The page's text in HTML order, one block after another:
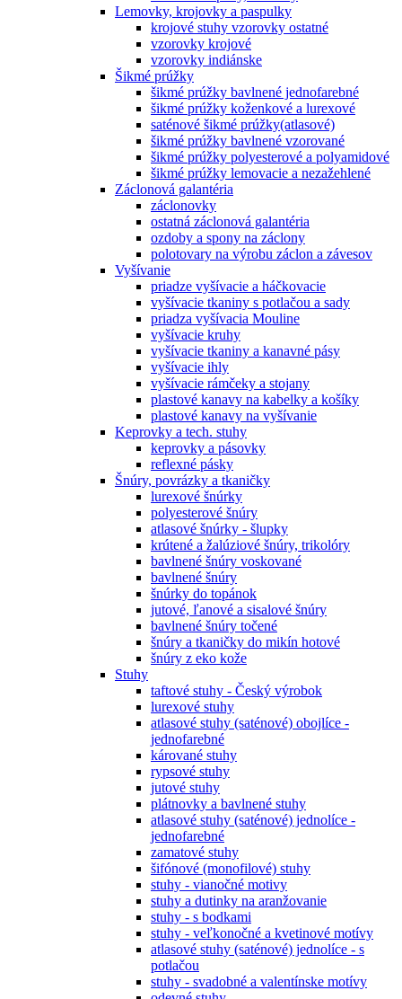
Lemovky, krojovky a paspulky
krojové stuhy vzorovky ostatné
vzorovky krojové
vzorovky indiánske
Šikmé prúžky
šikmé prúžky bavlnené jednofarebné
šikmé prúžky koženkové a lurexové
saténové šikmé prúžky(atlasové)
šikmé prúžky bavlnené vzorované
šikmé prúžky polyesterové a polyamidové
šikmé prúžky lemovacie a nezažehlené
Záclonová galantéria
záclonovky
ostatná záclonová galantéria
ozdoby a spony na záclony
polotovary na výrobu záclon a závesov
Vyšívanie
priadze vyšívacie a háčkovacie
vyšívacie tkaniny s potlačou a sady
priadza vyšívacia Mouline
vyšívacie kruhy
vyšívacie tkaniny a kanavné pásy
vyšívacie ihly
vyšívacie rámčeky a stojany
plastové kanavy na kabelky a košíky
plastové kanavy na vyšívanie
Keprovky a tech. stuhy
keprovky a pásovky
reflexné pásky
Šnúry, povrázky a tkaničky
lurexové šnúrky
polyesterové šnúry
atlasové šnúrky - šlupky
krútené a žalúziové šnúry, trikolóry
bavlnené šnúry voskované
bavlnené šnúry
šnúrky do topánok
jutové, ľanové a sisalové šnúry
bavlnené šnúry točené
šnúry a tkaničky do mikín hotové
šnúry z eko kože
Stuhy
taftové stuhy - Český výrobok
lurexové stuhy
atlasové stuhy (saténové) obojlíce -
jednofarebné
kárované stuhy
rypsové stuhy
jutové stuhy
plátnovky a bavlnené stuhy
atlasové stuhy (saténové) jednolíce -
jednofarebné
zamatové stuhy
šifónové (monofilové) stuhy
stuhy - vianočné motivy
stuhy a dutinky na aranžovanie
stuhy - s bodkami
stuhy - veľkonočné a kvetinové motívy
atlasové stuhy (saténové) jednolíce - s
potlačou
stuhy - svadobné a valentínske motívy